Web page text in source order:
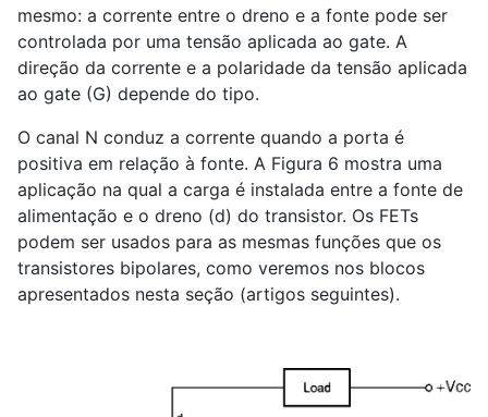
mesmo: a corrente entre o dreno e a fonte pode ser
controlada por uma tensão aplicada ao gate. A
direção da corrente e a polaridade da tensão aplicada
ao gate (G) depende do tipo.
O canal N conduz a corrente quando a porta é
positiva em relação à fonte. A Figura 6 mostra uma
aplicação na qual a carga é instalada entre a fonte de
alimentação e o dreno (d) do transistor. Os FETs
podem ser usados ​​para as mesmas funções que os
transistores bipolares, como veremos nos blocos
apresentados nesta seção (artigos seguintes).